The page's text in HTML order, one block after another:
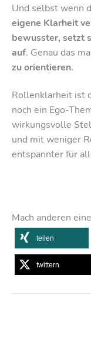
Und selbst wenn
eigene Klarheit
bewusster, setzt
auf. Genau das
zu orientieren.
Rollenklarheit ist
noch ein Ego-
wirkungsvolle
und mit weniger
entspannter für
Mach anderen
teilen
twittern